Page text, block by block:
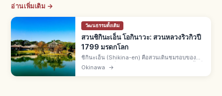
อ่านเพิ่มเติม →
วัฒนธรรมดั้งเดิม
สวนชิกินะเอ็น โอกินาวะ: สวนหลวงริวกิวปี
1799 มรดกโลก
ชิกินะเอ็น (Shikina-en) คือสวนเดินชมรอบของ
ราชวงศ์ริวกิวที่นาฮะ จ.โอกินาวะ สร้างปี 1799 พื้นที่
Okinawa →